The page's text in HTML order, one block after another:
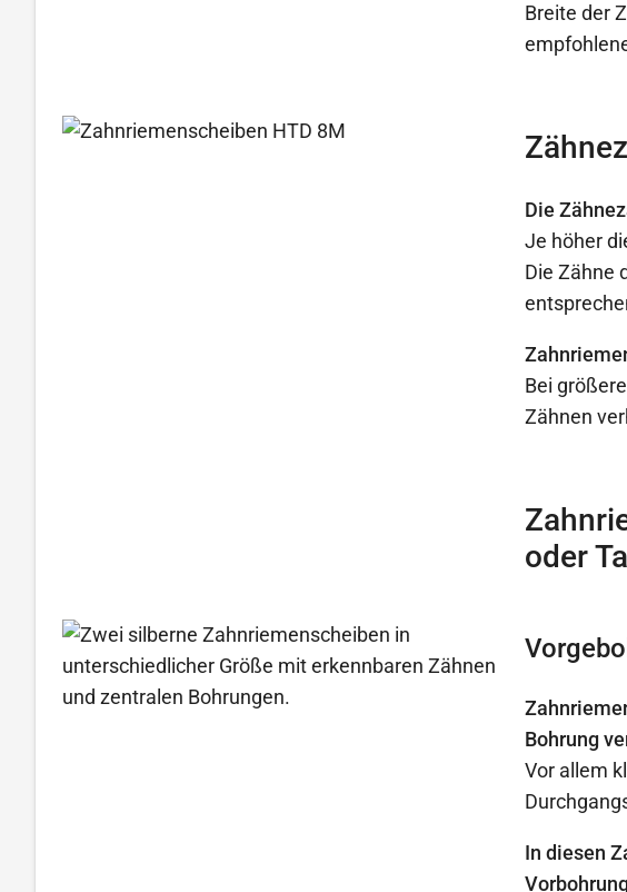
Breite der
Die
Je höher
Die Zähne
Bei
Zähnen
oder
Bohrung
Vor allem
In diesen